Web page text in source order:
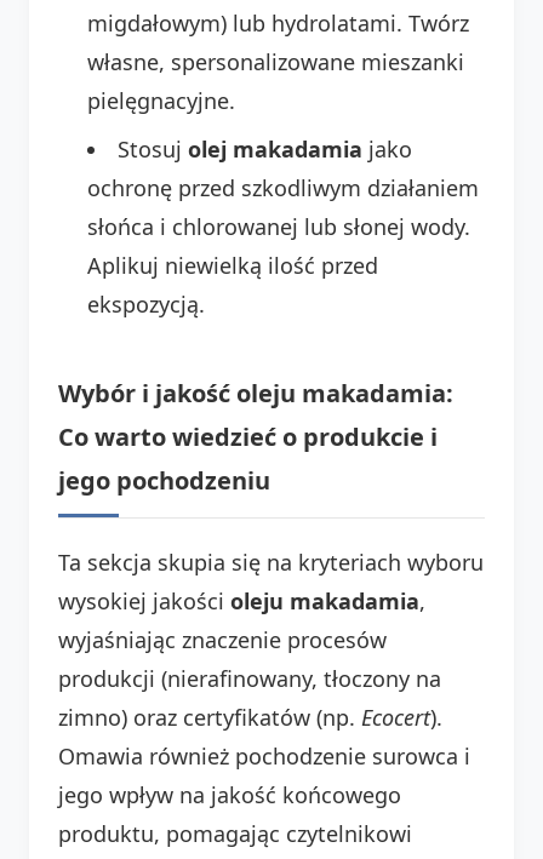
migdałowym) lub hydrolatami. Twórz
własne, spersonalizowane mieszanki
pielęgnacyjne.
Stosuj olej makadamia jako
ochronę przed szkodliwym działaniem
słońca i chlorowanej lub słonej wody.
Aplikuj niewielką ilość przed
ekspozycją.
Wybór i jakość oleju makadamia:
Co warto wiedzieć o produkcie i
jego pochodzeniu
Ta sekcja skupia się na kryteriach wyboru
wysokiej jakości oleju makadamia,
wyjaśniając znaczenie procesów
produkcji (nierafinowany, tłoczony na
zimno) oraz certyfikatów (np. Ecocert).
Omawia również pochodzenie surowca i
jego wpływ na jakość końcowego
produktu, pomagając czytelnikowi